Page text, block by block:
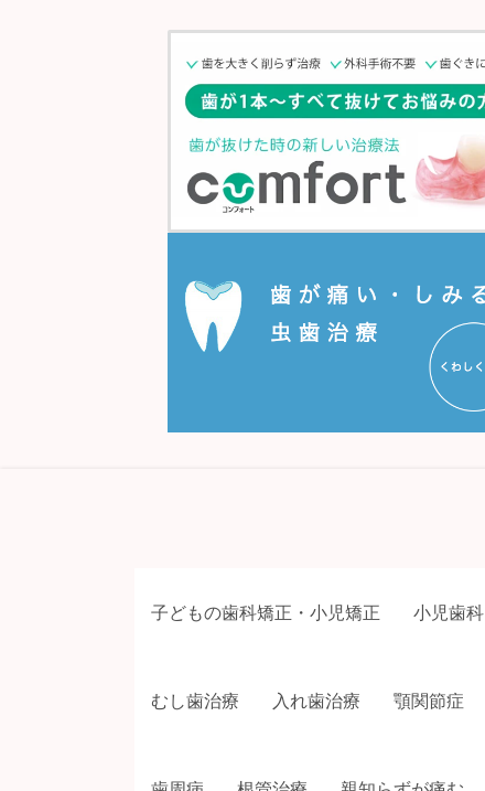
子どもの歯科矯正・小児矯正 小児歯科
むし歯治療 入れ歯治療 顎関節症